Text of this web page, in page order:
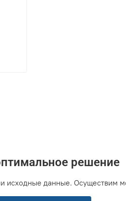
решение
исходные данные. Осуществим